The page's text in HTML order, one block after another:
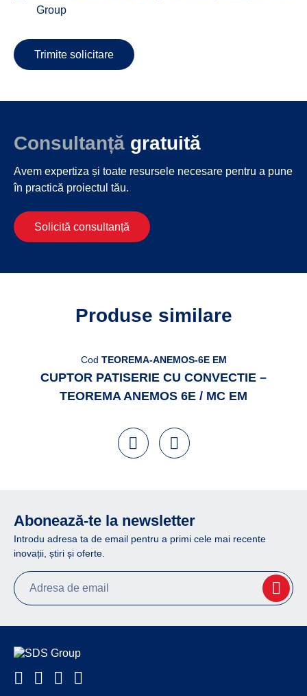
Group
Trimite solicitare
Consultanță gratuită
Avem expertiza și toate resursele necesare pentru a pune
în practică proiectul tău.
Solicită consultanță
Produse similare
Cod TEOREMA-ANEMOS-6E EM
CUPTOR PATISERIE CU CONVECTIE –
TEOREMA ANEMOS 6E / MC EM
Abonează-te la newsletter
Introdu adresa ta de email pentru a primi cele mai recente
inovații, știri și oferte.